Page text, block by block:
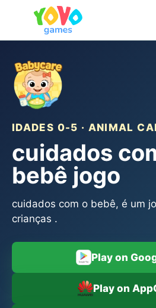
IDADES 0-5 · ANIMAL
cuidados
bebê jogo
cuidados com o bebê, é um
crianças .
Play on
Play on